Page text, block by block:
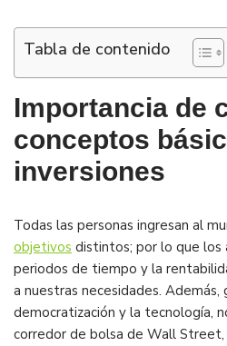
Tabla de contenido
Importancia de
conceptos
inversiones
Todas las personas ingresan al
objetivos distintos; por lo que los
periodos de tiempo y la
a nuestras necesidades. Además,
democratización y la tecnología,
corredor de bolsa de Wall